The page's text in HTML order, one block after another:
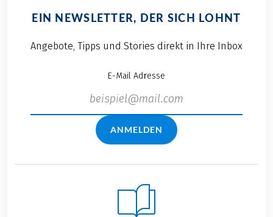
EIN NEWSLETTER, DER SICH LOHNT
Angebote, Tipps und Stories direkt in Ihre Inbox
E-Mail Adresse
ANMELDEN